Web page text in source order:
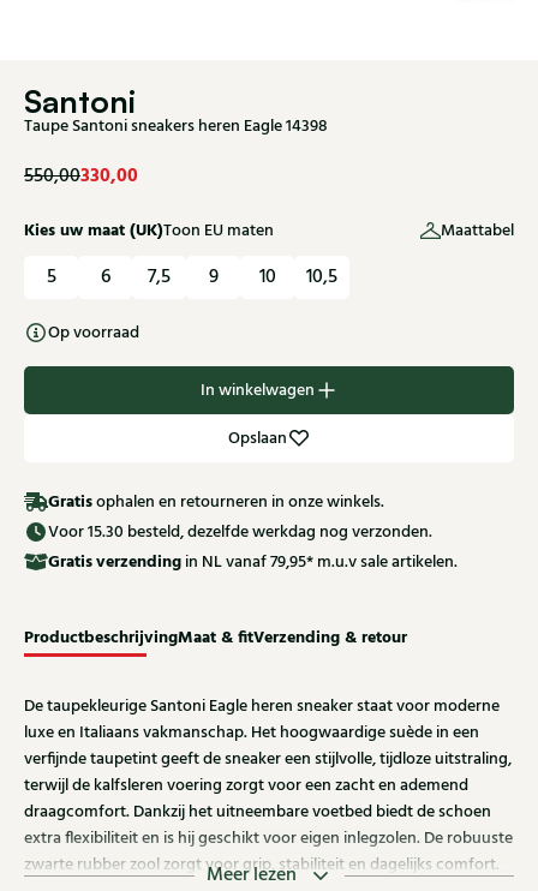
Santoni
Taupe Santoni sneakers heren Eagle 14398
550,00330,00
Kies uw maat (UK)Toon EU maten Maattabel
5 6 7,5 9 10 10,5
Op voorraad
In winkelwagen
Opslaan
Gratisophalen en retourneren in onze winkels.
Voor 15.30 besteld, dezelfde werkdag nog verzonden.
Gratisverzending in NL vanaf 79,95* m.u.v sale artikelen.
ProductbeschrijvingMaat & fitVerzending & retour
De taupekleurige Santoni Eagle heren sneaker staat voor moderne
luxe en Italiaans vakmanschap. Het hoogwaardige suède in een
verfijnde taupetint geeft de sneaker een stijlvolle, tijdloze uitstraling,
terwijl de kalfsleren voering zorgt voor een zacht en ademend
draagcomfort. Dankzij het uitneembare voetbed biedt de schoen
extra flexibiliteit en is hij geschikt voor eigen inlegzolen. De robuuste
zwarte rubber zool zorgt voor grip, stabiliteit en dagelijks comfort.
Meer lezen